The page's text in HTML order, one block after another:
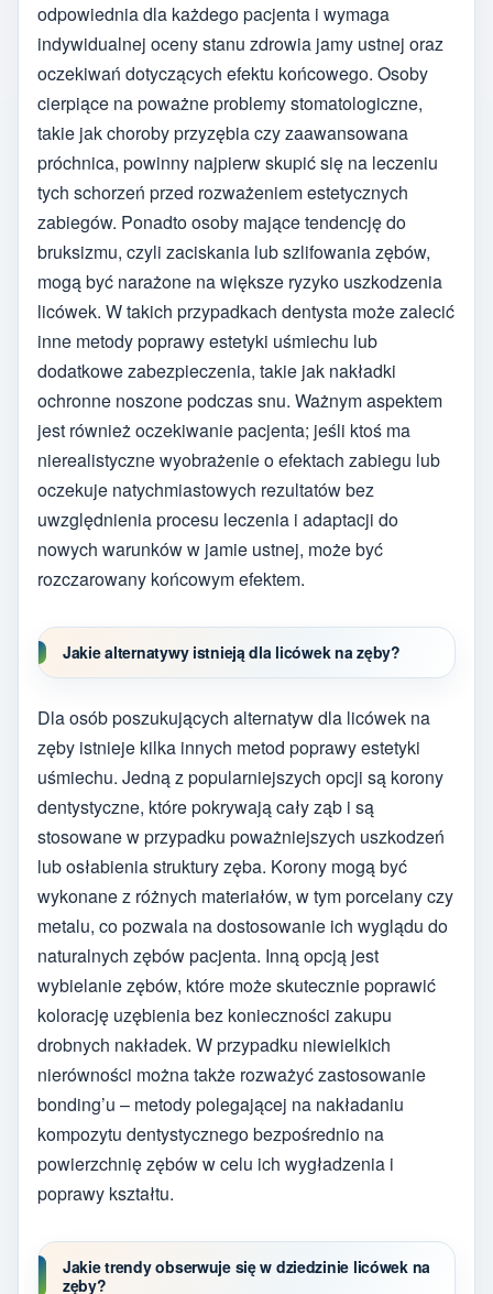
odpowiednia dla każdego pacjenta i wymaga
indywidualnej oceny stanu zdrowia jamy ustnej oraz
oczekiwań dotyczących efektu końcowego. Osoby
cierpiące na poważne problemy stomatologiczne,
takie jak choroby przyzębia czy zaawansowana
próchnica, powinny najpierw skupić się na leczeniu
tych schorzeń przed rozważeniem estetycznych
zabiegów. Ponadto osoby mające tendencję do
bruksizmu, czyli zaciskania lub szlifowania zębów,
mogą być narażone na większe ryzyko uszkodzenia
licówek. W takich przypadkach dentysta może zalecić
inne metody poprawy estetyki uśmiechu lub
dodatkowe zabezpieczenia, takie jak nakładki
ochronne noszone podczas snu. Ważnym aspektem
jest również oczekiwanie pacjenta; jeśli ktoś ma
nierealistyczne wyobrażenie o efektach zabiegu lub
oczekuje natychmiastowych rezultatów bez
uwzględnienia procesu leczenia i adaptacji do
nowych warunków w jamie ustnej, może być
rozczarowany końcowym efektem.
Jakie alternatywy istnieją dla licówek na zęby?
Dla osób poszukujących alternatyw dla licówek na
zęby istnieje kilka innych metod poprawy estetyki
uśmiechu. Jedną z popularniejszych opcji są korony
dentystyczne, które pokrywają cały ząb i są
stosowane w przypadku poważniejszych uszkodzeń
lub osłabienia struktury zęba. Korony mogą być
wykonane z różnych materiałów, w tym porcelany czy
metalu, co pozwala na dostosowanie ich wyglądu do
naturalnych zębów pacjenta. Inną opcją jest
wybielanie zębów, które może skutecznie poprawić
kolorację uzębienia bez konieczności zakupu
drobnych nakładek. W przypadku niewielkich
nierówności można także rozważyć zastosowanie
bonding’u – metody polegającej na nakładaniu
kompozytu dentystycznego bezpośrednio na
powierzchnię zębów w celu ich wygładzenia i
poprawy kształtu.
Jakie trendy obserwuje się w dziedzinie licówek na
zęby?